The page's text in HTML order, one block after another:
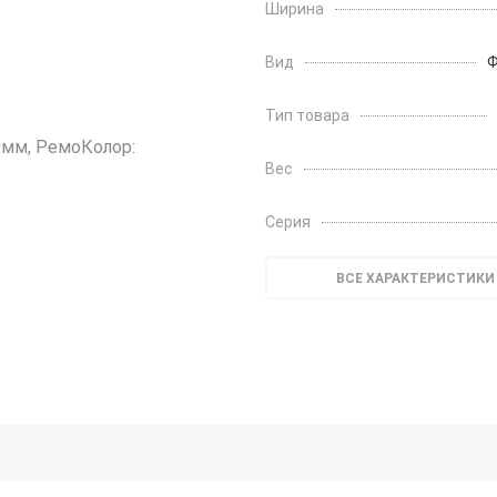
Ширина
Вид
Тип товара
Вес
Серия
ВСЕ ХАРАКТЕРИСТИКИ